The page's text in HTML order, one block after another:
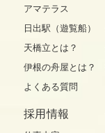
アマテラス
日出駅（遊覧船）
天橋立とは？
伊根の舟屋とは？
よくある質問
採用情報